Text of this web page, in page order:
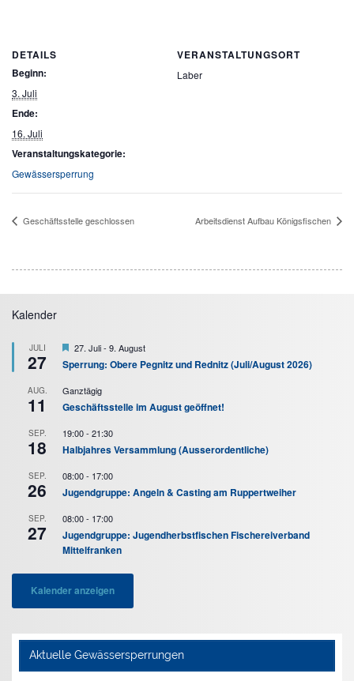
DETAILS
Beginn:
3. Juli
Ende:
16. Juli
Veranstaltungskategorie:
Gewässersperrung
VERANSTALTUNGSORT
Laber
Geschäftsstelle geschlossen Arbeitsdienst Aufbau Königsfischen
Kalender
JULI
27
Hervorgehoben
27. Juli-9. August
Sperrung: Obere Pegnitz und Rednitz (Juli/August 2026)
AUG.
11
Ganztägig
Geschäftsstelle im August geöffnet!
SEP.
18
19:00-21:30
Halbjahres Versammlung (Ausserordentliche)
SEP.
26
08:00- 17:00
Jugendgruppe: Angeln & Casting am Ruppertweiher
SEP.
27
08:00- 17:00
Jugendgruppe: Jugendherbstfischen Fischereiverband
Mittelfranken
Kalender anzeigen
Aktuelle Gewässersperrungen